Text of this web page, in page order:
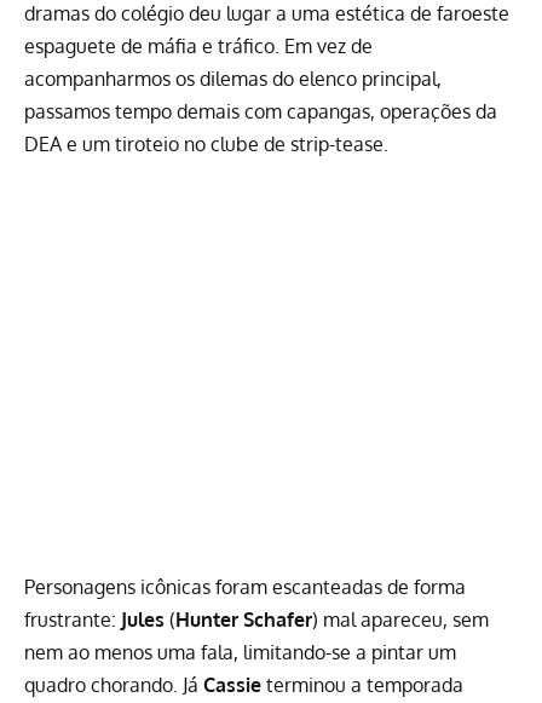
dramas do colégio deu lugar a uma estética de faroeste
espaguete de máfia e tráfico. Em vez de
acompanharmos os dilemas do elenco principal,
passamos tempo demais com capangas, operações da
DEA e um tiroteio no clube de strip-tease.
Personagens icônicas foram escanteadas de forma
frustrante: Jules (Hunter Schafer) mal apareceu, sem
nem ao menos uma fala, limitando-se a pintar um
quadro chorando. Já Cassie terminou a temporada